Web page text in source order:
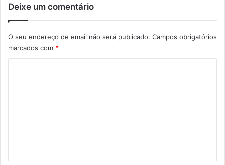
Deixe um comentário
O seu endereço de email não será publicado. Campos obrigatórios
marcados com *